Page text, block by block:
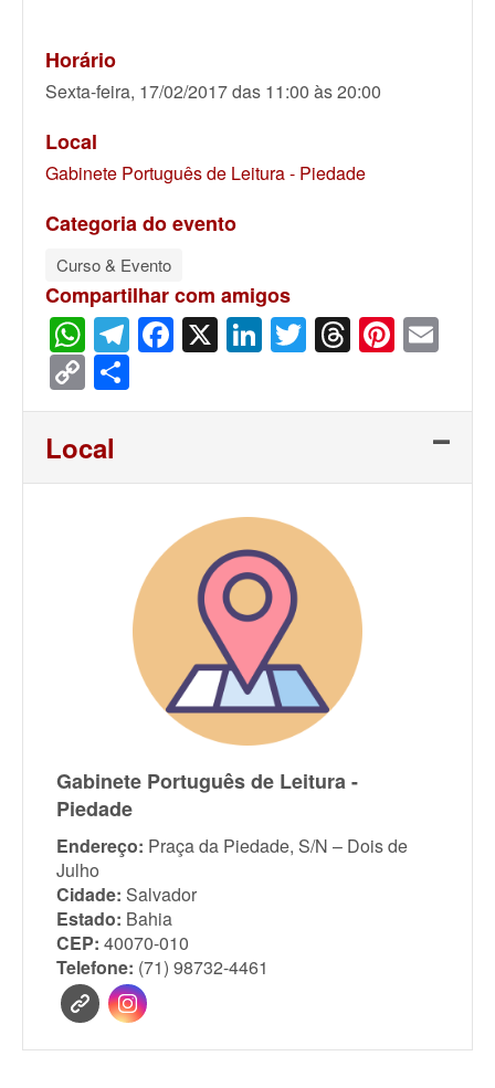
Horário
Sexta-feira, 17/02/2017 das 11:00 às 20:00
Local
Gabinete Português de Leitura - Piedade
Categoria do evento
Curso & Evento
Compartilhar com amigos
WhatsApp
Telegram
Facebook
X LinkedIn
Twitter
Threads
Copy
Link
Local
Gabinete Português de Leitura -
Piedade
Endereço: Praça da Piedade, S/N – Dois de
Julho
Cidade: Salvador
Estado: Bahia
CEP: 40070-010
Telefone: (71) 98732-4461